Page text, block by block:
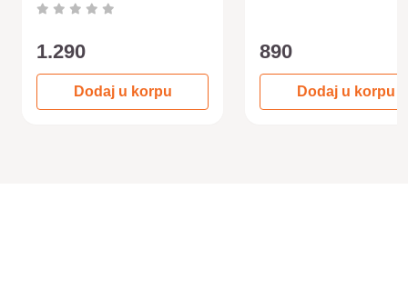
1.290
Dodaj u korpu
890
Dodaj u korpu